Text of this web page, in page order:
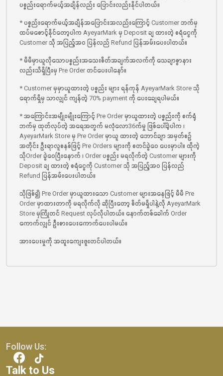
ပစ္စည်းရောက်မယ့်အချိန်လည်း ပြောင်းလည်းနိုင်ပါတယ်။
* ပစ္စည်းရောက်မယ့်အချိန်‌အပြောင်းအလည်းကြောင့် Customer ဘက်မှ
ထပ်မစောင့်နိုင်တော့ပါက AyeyarMark မှ Deposit ချ ထားတဲ့ စရံငွေကို
Customer သို အပြည့်အ၀ ပြန်လည် Refund ‌ပြန်အမ်းပေးပါတယ်။
* မိမိမှာယူလိုသောပစ္စည်းအသေးစိတ်အချက်အလက်ကို သေချာစွာနား
လည်းသိရှိပြီးမှ Pre Order တင်ပေးပါနော်။
* Customer မှမှာယူထားတဲ့ ပစ္စည်း များ ရန်ကုန် AyeyarMark Store သို
ရောက်ရှိမှ သာလျှင် ကျန်တဲ့ 70% payment ကို ပေးချေရပါမယ်။
* အကြောင်းအမျိုးမျိုးကြောင့် Pre Order မှာယူထားတဲ့ ပစ္စည်းကို စက်ရုံ
ဘက်မှ ထုတ်လုပ်တဲ့ အရေအတွက် မလုံလော36က်မှု ဖြစ်ပေါ်ခဲ့ပါက ၊
AyeyarMark Store မှ Pre Order မှာယူ ထားတဲ့ ဘောင်ချာ အမှတ်စဉ်
အတိုင်း ဦးရာလူစနစ်ဖြင့် Pre Orders များကို စတင်ခွဲဝေ ပေးမှာပါ။ ထိုကဲ့
သိုOrder ခွဲဝေပြီးနောက် ၊ Order ပစ္စည်း မရလိုက်တဲ့ Customer များကို
Deposit ချ ထားတဲ့ စရံငွေကို Customer သို အပြည့်အ၀ ပြန်လည်
Refund ‌ပြန်အမ်းပေးပါတယ်။
သိုဖြစ်၍ Pre Order မှာယူထားသော Customer များအနေဖြင့် မိမိ Pre
Order မှာထားတာကို မရလိုက်လို ဆိုပြီးတော့ စိတ်မရှိပါနဲ့လို AyeyarMark
Store မှကြိုတင် Request လုပ်လိုပါတယ်။ နောက်တစ်ခေါက် Order
ကောက်လျှင် ဦးစားပေးကောက်ပေးပါမယ်။
အား‌ပေးမှုကို အထူးကျေးဇူးတင်ပါတယ်။
Follow Us:
Talk to Us